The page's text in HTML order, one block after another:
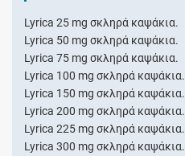
Lyrica 25 mg σκληρά καψάκια.
Lyrica 50 mg σκληρά καψάκια.
Lyrica 75 mg σκληρά καψάκια.
Lyrica 100 mg σκληρά καψάκια.
Lyrica 150 mg σκληρά καψάκια.
Lyrica 200 mg σκληρά καψάκια.
Lyrica 225 mg σκληρά καψάκια.
Lyrica 300 mg σκληρά καψάκια.